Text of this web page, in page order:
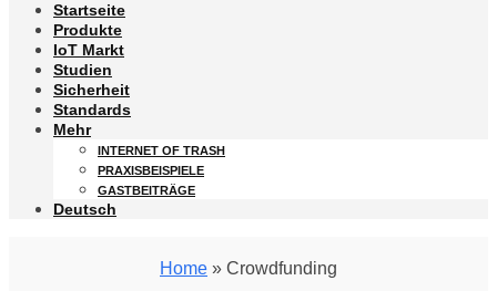
Startseite
Produkte
IoT Markt
Studien
Sicherheit
Standards
Mehr
INTERNET OF TRASH
PRAXISBEISPIELE
GASTBEITRÄGE
Deutsch
Home » Crowdfunding